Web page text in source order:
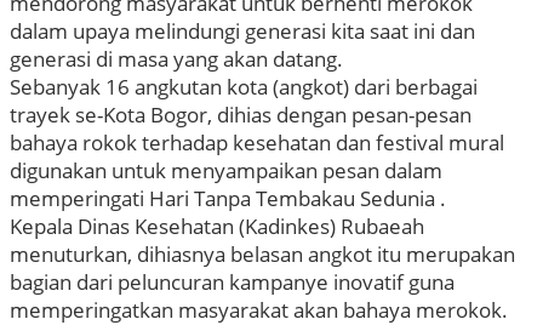
dalam upaya melindungi generasi kita saat ini dan
generasi di masa yang akan datang.
Sebanyak 16 angkutan kota (angkot) dari berbagai
trayek se-Kota Bogor, dihias dengan pesan-pesan
bahaya rokok terhadap kesehatan dan festival mural
digunakan untuk menyampaikan pesan dalam
memperingati Hari Tanpa Tembakau Sedunia .
Kepala Dinas Kesehatan (Kadinkes) Rubaeah
menuturkan, dihiasnya belasan angkot itu merupakan
bagian dari peluncuran kampanye inovatif guna
memperingatkan masyarakat akan bahaya merokok.